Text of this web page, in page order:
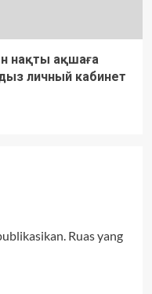
нақты ақшаға
личный кабинет
Ruas yang